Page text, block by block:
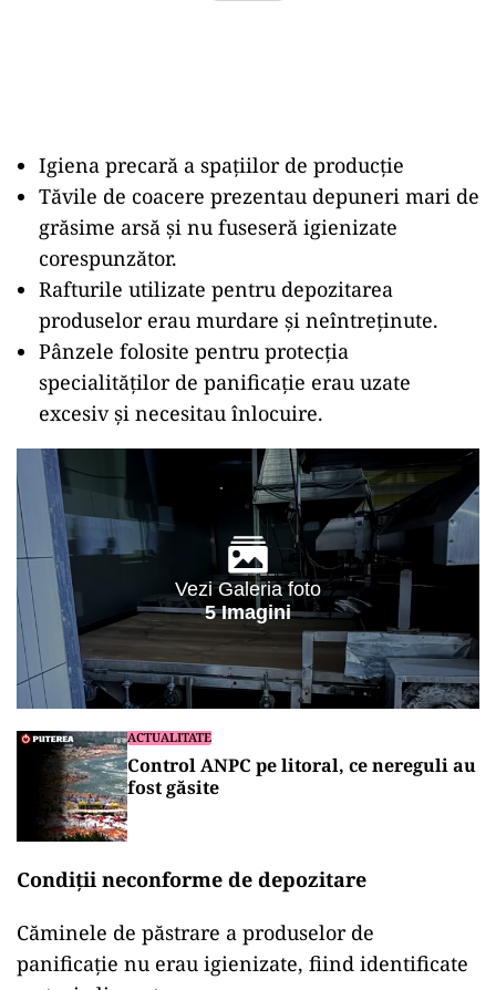
Igiena precară a spațiilor de producție
Tăvile de coacere prezentau depuneri mari de
grăsime arsă și nu fuseseră igienizate
corespunzător.
Rafturile utilizate pentru depozitarea
produselor erau murdare și neîntreținute.
Pânzele folosite pentru protecția
specialităților de panificație erau uzate
excesiv și necesitau înlocuire.
Vezi Galeria foto
5 Imagini
ACTUALITATE
Control ANPC pe litoral, ce nereguli au
fost găsite
Condiții neconforme de depozitare
Căminele de păstrare a produselor de
panificație nu erau igienizate, fiind identificate